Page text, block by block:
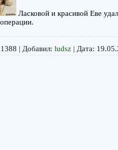
Ласковой и красивой Еве
1388 | Добавил: ludsz | Дата: